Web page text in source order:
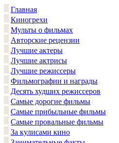
Главная
Киногрехи
Мульты о фильмах
Авторские рецензии
Лучшие актеры
Лучшие актрисы
Лучшие режиссеры
Фильмографии и награды
Десять худших режиссеров
Самые дорогие фильмы
Самые прибыльные фильмы
Самые провальные фильмы
За кулисами кино